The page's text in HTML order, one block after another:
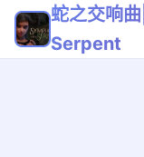
蛇之交响
Serpent